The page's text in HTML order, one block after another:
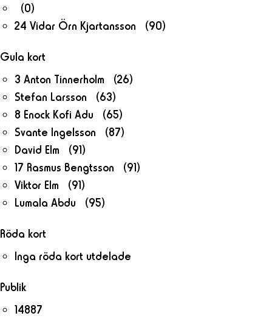
(0)
24 Vidar Örn Kjartansson (90)
Gula kort
3 Anton Tinnerholm (26)
Stefan Larsson (63)
8 Enock Kofi Adu (65)
Svante Ingelsson (87)
David Elm (91)
17 Rasmus Bengtsson (91)
Viktor Elm (91)
Lumala Abdu (95)
Röda kort
Inga röda kort utdelade
Publik
14887